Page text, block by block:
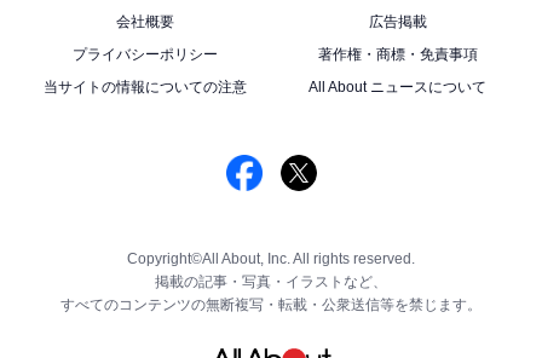
会社概要
広告掲載
プライバシーポリシー
著作権・商標・免責事項
当サイトの情報についての注意
All About ニュースについて
Copyright©All About, Inc. All rights reserved.
掲載の記事・写真・イラストなど、
すべてのコンテンツの無断複写・転載・公衆送信等を禁じます。